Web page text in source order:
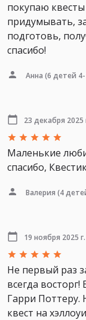
покупаю квесты
придумывать,
подготовь,
спасибо!
Анна (6 детей
23 декабря 2025
Маленькие
спасибо,
Валерия (4
19 ноября 2025 г.
Не первый раз
всегда
Гарри Поттеру.
квест на